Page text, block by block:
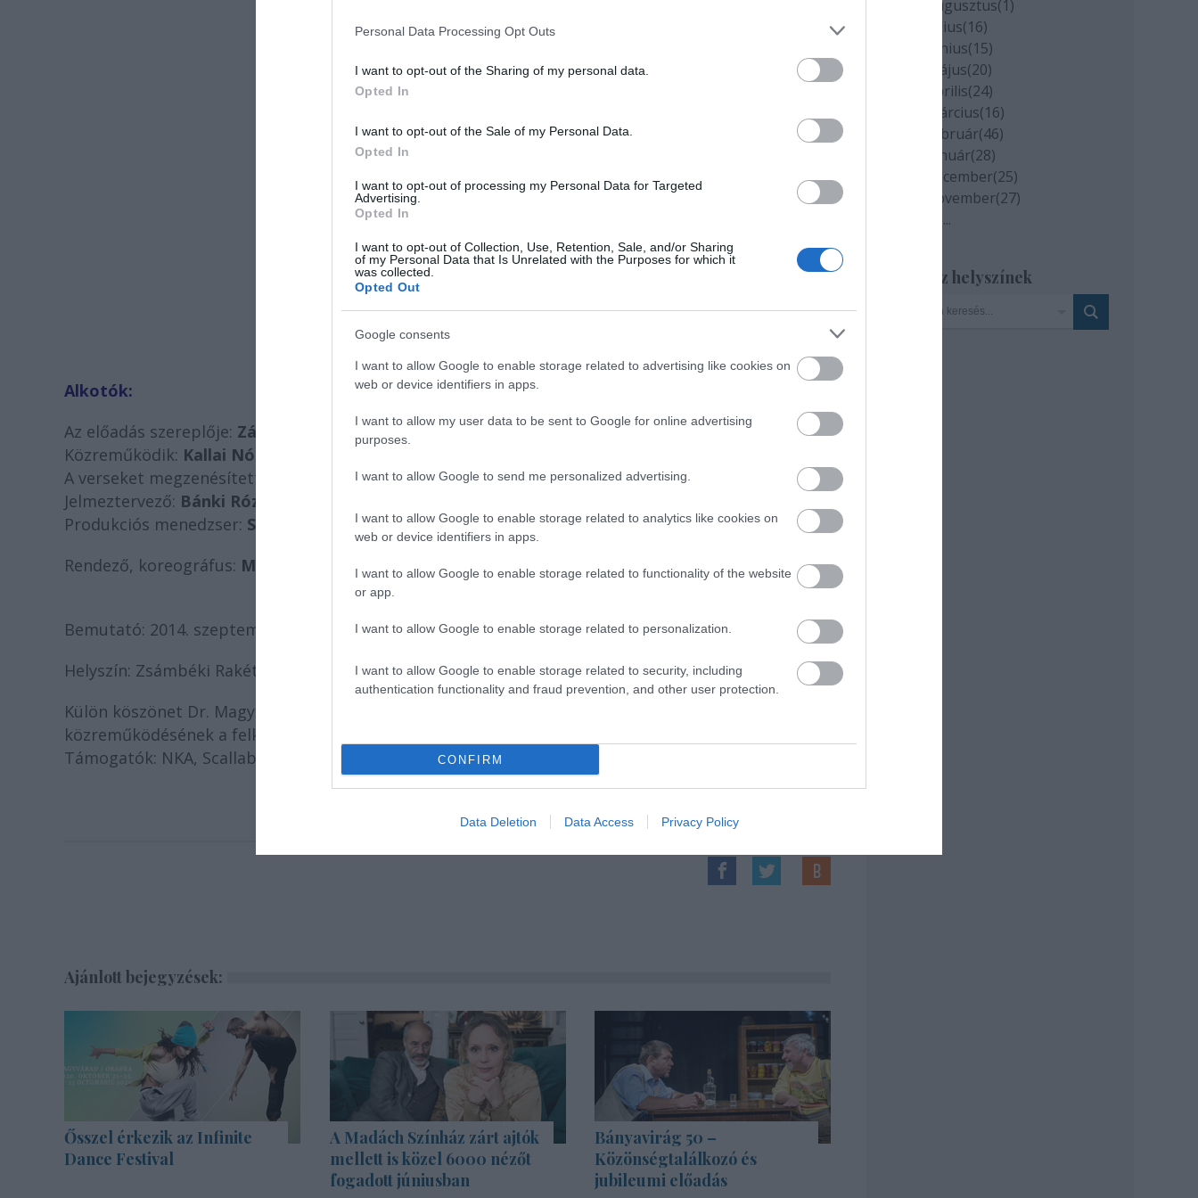
Personal Data Processing Opt Outs
I want to opt-out of the Sharing of my personal data.
Opted In
I want to opt-out of the Sale of my Personal Data.
Opted In
I want to opt-out of processing my Personal Data for Targeted
Advertising.
Opted In
I want to opt-out of Collection, Use, Retention, Sale, and/or Sharing
of my Personal Data that Is Unrelated with the Purposes for which it
was collected.
Opted Out
Google consents
I want to allow Google to enable storage related to advertising like cookies on
web or device identifiers in apps.
I want to allow my user data to be sent to Google for online advertising
purposes.
I want to allow Google to send me personalized advertising.
I want to allow Google to enable storage related to analytics like cookies on
web or device identifiers in apps.
I want to allow Google to enable storage related to functionality of the website
or app.
I want to allow Google to enable storage related to personalization.
I want to allow Google to enable storage related to security, including
authentication functionality and fraud prevention, and other user protection.
CONFIRM
Data Deletion Data Access Privacy Policy
Alkotók:
Az előadás szereplője: Záhonyi Enikő
Közreműködik: Kallai Nóra
A verseket megzenésítette:
Márkos Albert
Jelmeztervező: Bánki Róza
Produkciós menedzser: Sáfrány Eszter
Rendező, koreográfus: Mándy Ildikó
Bemutató: 2014. szeptember 13., 19.00 óra (alkonyatkor)
Helyszín: Zsámbéki Rakéta Bázis
Külön köszönet Dr. Magyar László András orvos szakértői munkájának és Kertész Endre (cselló)
közreműködésének a felkészülés során.
Támogatók: NKA, Scallabouche Társulat, Zsámbéki Színházi Bázis
Ajánlott bejegyzések:
Ősszel érkezik az Infinite
Dance Festival
A Madách Színház zárt ajtók
mellett is közel 6000 nézőt
fogadott júniusban
Bányavirág 50 –
Közönségtalálkozó és
jubileumi előadás
2020 augusztus(1)
2020 július(16)
2020 június(15)
2020 május(20)
2020 április(24)
2020 március(16)
2020 február(46)
2020 január(28)
2019 december(25)
2019 november(27)
...
Szinház helyszínek